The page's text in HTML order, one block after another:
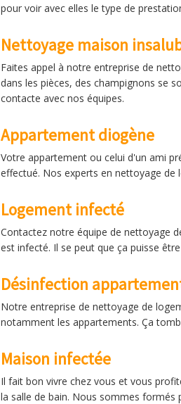
pour voir avec elles le type de
Nettoyage maison
Faites appel à notre entreprise de
dans les pièces, des champignons se
contacte avec nos équipes.
Appartement diogène
Votre appartement ou celui d'un ami
effectué. Nos experts en nettoyage de
Logement infecté
Contactez notre équipe de nettoyage
est infecté. Il se peut que ça puisse
Désinfection
Notre entreprise de nettoyage de
notamment les appartements. Ça
Maison infectée
Il fait bon vivre chez vous et vous
la salle de bain. Nous sommes formés